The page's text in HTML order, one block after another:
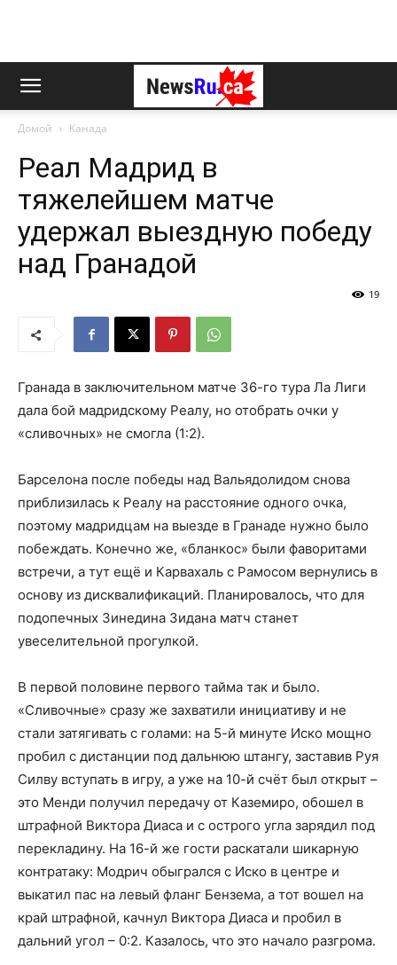
Домой Канада
Реал Мадрид в
тяжелейшем матче
удержал выездную победу
над Гранадой
19
Гранада в заключительном матче 36-го тура Ла Лиги
дала бой мадридскому Реалу, но отобрать очки у
«сливочных» не смогла (1:2).
Барселона после победы над Вальядолидом снова
приблизилась к Реалу на расстояние одного очка,
поэтому мадридцам на выезде в Гранаде нужно было
побеждать. Конечно же, «бланкос» были фаворитами
встречи, а тут ещё и Карвахаль с Рамосом вернулись в
основу из дисквалификаций. Планировалось, что для
подопечных Зинедина Зидана матч станет
увеселительной прогулкой.
В первой половине первого тайма так и было.
«Сливочные» сразу же захватили инициативу и не
стали затягивать с голами: на 5-й минуте Иско мощно
пробил с дистанции под дальнюю штангу, заставив Руя
Силву вступать в игру, а уже на 10-й счёт был открыт –
это Менди получил передачу от Каземиро, обошел в
штрафной Виктора Диаса и с острого угла зарядил под
перекладину. На 16-й же гости раскатали шикарную
контратаку: Модрич обыгрался с Иско в центре и
выкатил пас на левый фланг Бензема, а тот вошел на
край штрафной, качнул Виктора Диаса и пробил в
дальний угол – 0:2. Казалось, что это начало разгрома.